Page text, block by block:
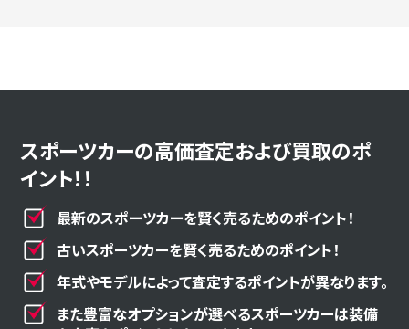
スポーツカーの高価査定および買取のポ
イント！！
最新のスポーツカーを賢く売るためのポイント！
古いスポーツカーを賢く売るためのポイント！
年式やモデルによって査定するポイントが異なります。
また豊富なオプションが選べるスポーツカーは装備